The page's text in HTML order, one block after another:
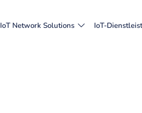
IoT Network Solutions IoT-